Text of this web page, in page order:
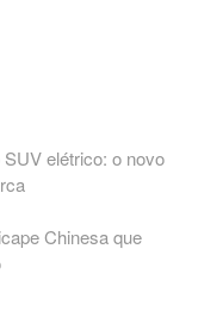
elétrico: o novo
Chinesa que